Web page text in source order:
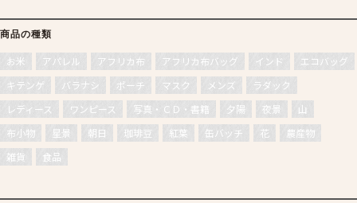
商品の種類
お米 アパレル アフリカ布 アフリカ布バッグ インド
エコバッグ
キテンゲ
バラナシ ポーチ マスク メンズ
ラダック
レディース
ワンピース 写真・ＣＤ・書籍 夕陽 夜景
山
布小物
星景 朝日 珈琲豆 紅葉 缶バッチ 花
農産物
雑貨
食品